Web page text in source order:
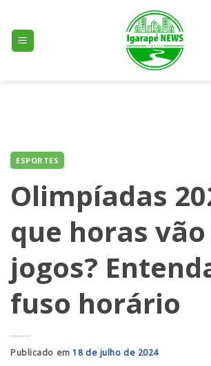
content
ESPORTES
Olimpíadas
que horas
jogos?
fuso horário
Publicado em18 de julho de 2024